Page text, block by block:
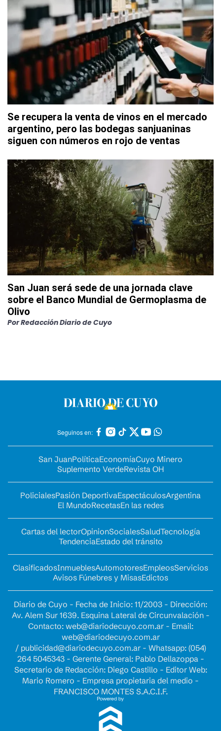
Se recupera la venta de vinos en el mercado
argentino, pero las bodegas sanjuaninas
siguen con números en rojo de ventas
San Juan será sede de una jornada clave
sobre el Banco Mundial de Germoplasma de
Olivo
PorRedacción Diario de Cuyo
Seguinos en:
San JuanPolíticaEconomíaCuyo Minero
Suplemento VerdeRevista OH
PolicialesPasión DeportivaEspectáculosArgentina
El MundoRecetasEn las redes
Cartas del lectorOpinionSocialesSaludTecnología
TendenciaEstado del tránsito
ClasificadosInmueblesAutomotoresEmpleosServicios
Avisos Fúnebres y MisasEdictos
Diario de Cuyo - Fecha de Inicio: 11/2003 - Dirección:
Av. Alem Sur 1639. Esquina Lateral de Circunvalación -
Contacto: web@diariodecuyo.com.ar- Email:
web@diariodecuyo.com.ar
/ publicidad@diariodecuyo.com.ar- Whatsapp: (054)
264 5045343 - Gerente General: Pablo Dellazoppa -
Secretario de Redacción: Diego Castillo - Editor Web:
Mario Romero - Empresa propietaria del medio -
FRANCISCO MONTES S.A.C.I.F.